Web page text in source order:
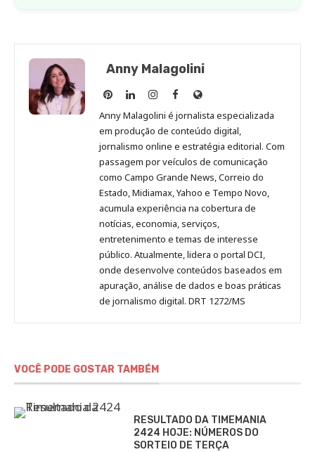
Anny Malagolini
Anny
Malagolini
no
Pinterest
Anny
Malagolini
no
LinkedIn
Anny
Malagolini
no
Instagram
Anny
Malagolini
no
Facebook
Site
de
Anny
Malagolini
Anny Malagolini é jornalista especializada
em produção de conteúdo digital,
jornalismo online e estratégia editorial. Com
passagem por veículos de comunicação
como Campo Grande News, Correio do
Estado, Midiamax, Yahoo e Tempo Novo,
acumula experiência na cobertura de
notícias, economia, serviços,
entretenimento e temas de interesse
público. Atualmente, lidera o portal DCI,
onde desenvolve conteúdos baseados em
apuração, análise de dados e boas práticas
de jornalismo digital. DRT 1272/MS
VOCÊ PODE GOSTAR TAMBÉM
RESULTADO DA TIMEMANIA
2424 HOJE: NÚMEROS DO
SORTEIO DE TERÇA